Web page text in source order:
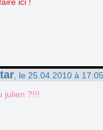
, le 25.04.2010 à 17:05
julien ?!!!